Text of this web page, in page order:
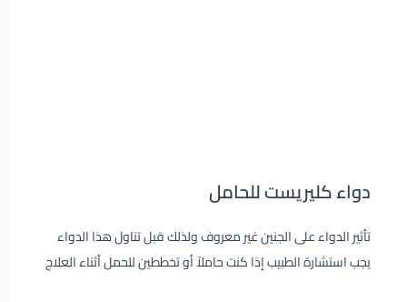
دواء كليريست للحامل
تأثير الدواء على الجنين غير معروف ولذلك قبل تناول هذا الدواء
يجب استشارة الطبيب إذا كنت حاملاً أو تخططين للحمل أثناء العلاج